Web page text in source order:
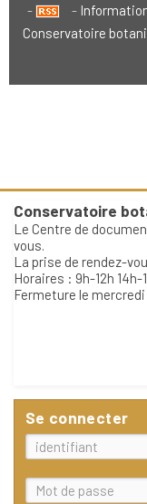
Conservatoire
Conservatoire
Le Centre de
vous.
La prise de rendez-
Horaires : 9h-12h 14h-
Fermeture le mercredi
Se connecter